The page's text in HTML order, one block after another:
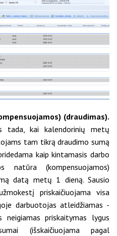
(draudimas).
tada, kai kalendorinių metų
tam tikrą draudimo sumą
kaip kintamasis darbo
natūra (kompensuojamos)
datą metų 1 dieną. Sausio
priskaičiuojama visa
darbuotojas atleidžiamas -
neigiamas priskaitymas lygus
(išskaičiuojama pagal